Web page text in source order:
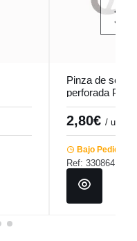
Pinza de
perforada
2,80€ / unidad
Bajo Pedido
Ref: 330864